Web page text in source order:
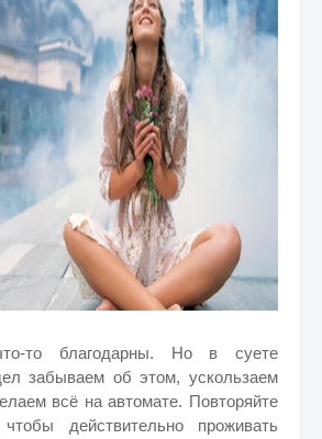
то благодарны. Но в суете
забываем об этом, ускользаем
всё на автомате. Повторяйте
действительно проживать